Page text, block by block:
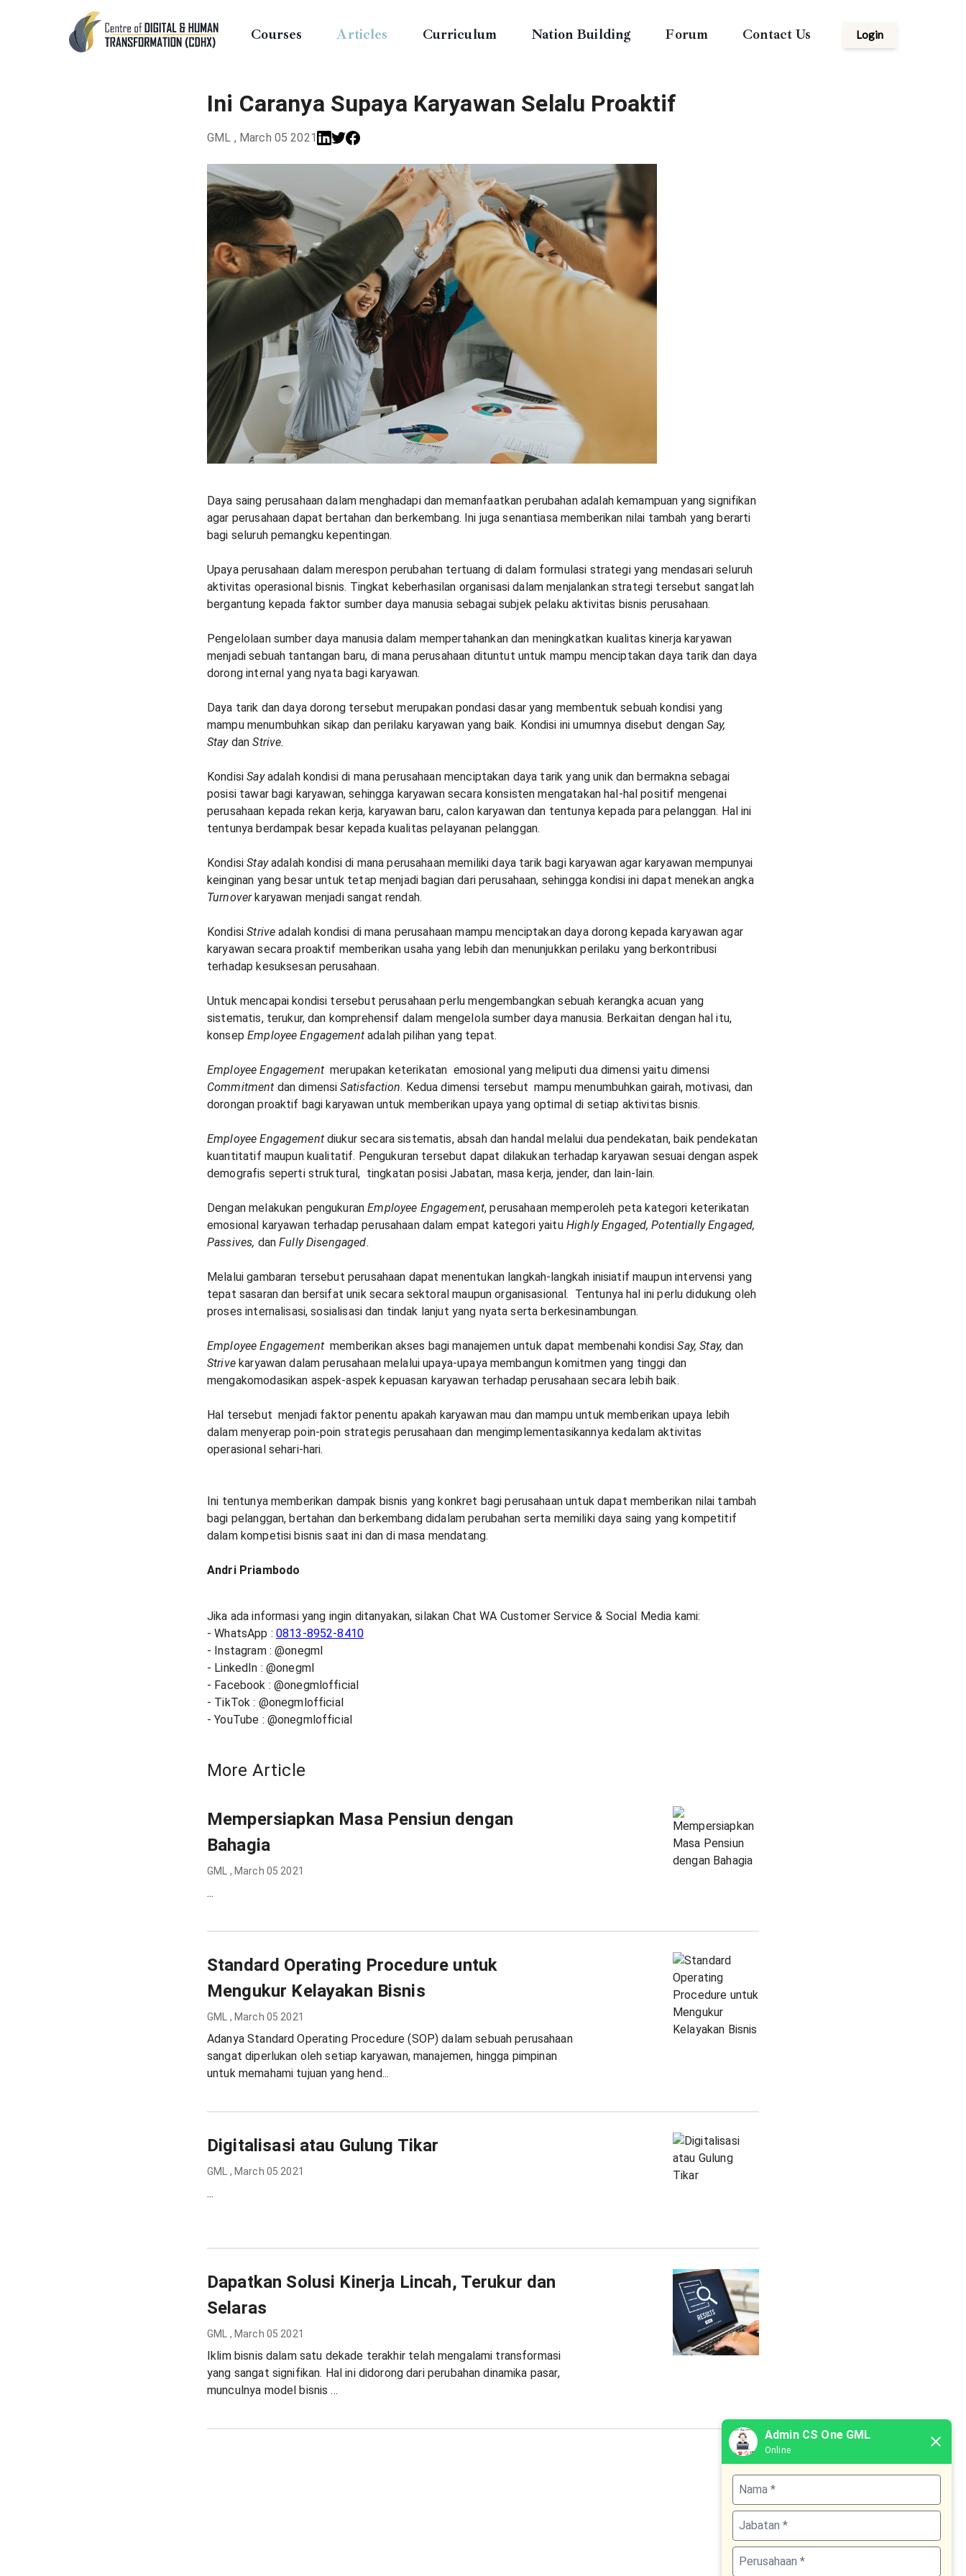
Courses Articles Curriculum Nation Building Forum Contact Us Login
Ini Caranya Supaya Karyawan Selalu Proaktif
GML , March 05 2021
Daya saing perusahaan dalam menghadapi dan memanfaatkan perubahan adalah kemampuan yang signifikan
agar perusahaan dapat bertahan dan berkembang. Ini juga senantiasa memberikan nilai tambah yang berarti
bagi seluruh pemangku kepentingan.
Upaya perusahaan dalam merespon perubahan tertuang di dalam formulasi strategi yang mendasari seluruh
aktivitas operasional bisnis. Tingkat keberhasilan organisasi dalam menjalankan strategi tersebut sangatlah
bergantung kepada faktor sumber daya manusia sebagai subjek pelaku aktivitas bisnis perusahaan.
Pengelolaan sumber daya manusia dalam mempertahankan dan meningkatkan kualitas kinerja karyawan
menjadi sebuah tantangan baru, di mana perusahaan dituntut untuk mampu menciptakan daya tarik dan daya
dorong internal yang nyata bagi karyawan.
Daya tarik dan daya dorong tersebut merupakan pondasi dasar yang membentuk sebuah kondisi yang
mampu menumbuhkan sikap dan perilaku karyawan yang baik. Kondisi ini umumnya disebut dengan Say,
Stay dan Strive.
KondisiSayadalah kondisi di mana perusahaan menciptakan daya tarik yang unik dan bermakna sebagai
posisi tawar bagi karyawan, sehingga karyawan secara konsisten mengatakan hal-hal positif mengenai
perusahaan kepada rekan kerja, karyawan baru, calon karyawan dan tentunya kepada para pelanggan. Hal ini
tentunya berdampak besar kepada kualitas pelayanan pelanggan.
KondisiStayadalah kondisi di mana perusahaan memiliki daya tarik bagi karyawan agar karyawan mempunyai
keinginan yang besar untuk tetap menjadi bagian dari perusahaan, sehingga kondisi ini dapat menekan angka
Turnoverkaryawan menjadi sangat rendah.
KondisiStrive adalah kondisi di mana perusahaan mampu menciptakan daya dorong kepada karyawan agar
karyawan secara proaktif memberikan usaha yang lebih dan menunjukkan perilaku yang berkontribusi
terhadap kesuksesan perusahaan.
Untuk mencapai kondisi tersebut perusahaan perlu mengembangkan sebuah kerangka acuan yang
sistematis, terukur, dan komprehensif dalam mengelola sumber daya manusia. Berkaitan dengan hal itu,
konsepEmployee Engagementadalah pilihan yang tepat.
Employee Engagementmerupakan keterikatan emosional yang meliputi dua dimensi yaitu dimensi
Commitment dan dimensiSatisfaction. Kedua dimensi tersebut mampu menumbuhkan gairah, motivasi, dan
dorongan proaktif bagi karyawan untuk memberikan upaya yang optimal di setiap aktivitas bisnis.
Employee Engagementdiukur secara sistematis, absah dan handal melalui dua pendekatan, baik pendekatan
kuantitatif maupun kualitatif. Pengukuran tersebut dapat dilakukan terhadap karyawan sesuai dengan aspek
demografis seperti struktural, tingkatan posisi Jabatan, masa kerja, jender, dan lain-lain.
Dengan melakukan pengukuranEmployee Engagement, perusahaan memperoleh peta kategori keterikatan
emosional karyawan terhadap perusahaan dalam empat kategori yaitu Highly Engaged, Potentially Engaged,
Passives, danFully Disengaged.
Melalui gambaran tersebut perusahaan dapat menentukan langkah-langkah inisiatif maupun intervensi yang
tepat sasaran dan bersifat unik secara sektoral maupun organisasional. Tentunya hal ini perlu didukung oleh
proses internalisasi, sosialisasi dan tindak lanjut yang nyata serta berkesinambungan.
Employee Engagementmemberikan akses bagi manajemen untuk dapat membenahi kondisiSay, Stay,dan
Strivekaryawan dalam perusahaan melalui upaya-upaya membangun komitmen yang tinggi dan
mengakomodasikan aspek-aspek kepuasan karyawan terhadap perusahaan secara lebih baik.
Hal tersebut menjadi faktor penentu apakah karyawan mau dan mampu untuk memberikan upaya lebih
dalam menyerap poin-poin strategis perusahaan dan mengimplementasikannya kedalam aktivitas
operasional sehari-hari.
Ini tentunya memberikan dampak bisnis yang konkret bagi perusahaan untuk dapat memberikan nilai tambah
bagi pelanggan, bertahan dan berkembang didalam perubahan serta memiliki daya saing yang kompetitif
dalam kompetisi bisnis saat ini dan di masa mendatang.
Andri Priambodo
Jika ada informasi yang ingin ditanyakan, silakan Chat WA Customer Service & Social Media kami:
- WhatsApp : 0813-8952-8410
- Instagram : @onegml
- LinkedIn : @onegml
- Facebook : @onegmlofficial
- TikTok : @onegmlofficial
- YouTube : @onegmlofficial
More Article
Mempersiapkan Masa Pensiun dengan
Bahagia
GML , March 05 2021
...
Standard Operating Procedure untuk
Mengukur Kelayakan Bisnis
GML , March 05 2021
Adanya Standard Operating Procedure (SOP) dalam sebuah perusahaan
sangat diperlukan oleh setiap karyawan, manajemen, hingga pimpinan
untuk memahami tujuan yang hend...
Digitalisasi atau Gulung Tikar
GML , March 05 2021
...
Dapatkan Solusi Kinerja Lincah, Terukur dan
Selaras
GML , March 05 2021
Iklim bisnis dalam satu dekade terakhir telah mengalami transformasi
yang sangat signifikan. Hal ini didorong dari perubahan dinamika pasar,
munculnya model bisnis ...
Admin CS One GML
Online